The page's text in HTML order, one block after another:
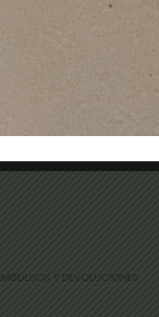
(TERRASSA)
937331096
(TERRASSA)
937359169
(SNT FELIU DE LL.)
936666451
Y DEVOLUCIONES